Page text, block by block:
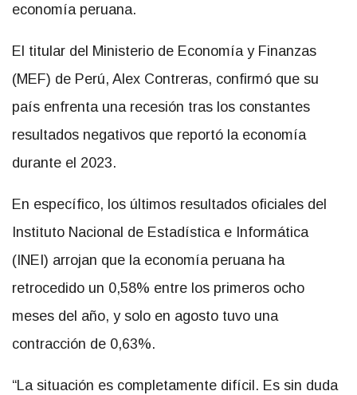
economía peruana.
El titular del Ministerio de Economía y Finanzas
(MEF) de Perú, Alex Contreras, confirmó que su
país enfrenta una recesión tras los constantes
resultados negativos que reportó la economía
durante el 2023.
En específico, los últimos resultados oficiales del
Instituto Nacional de Estadística e Informática
(INEI) arrojan que la economía peruana ha
retrocedido un 0,58% entre los primeros ocho
meses del año, y solo en agosto tuvo una
contracción de 0,63%.
“La situación es completamente difícil. Es sin duda